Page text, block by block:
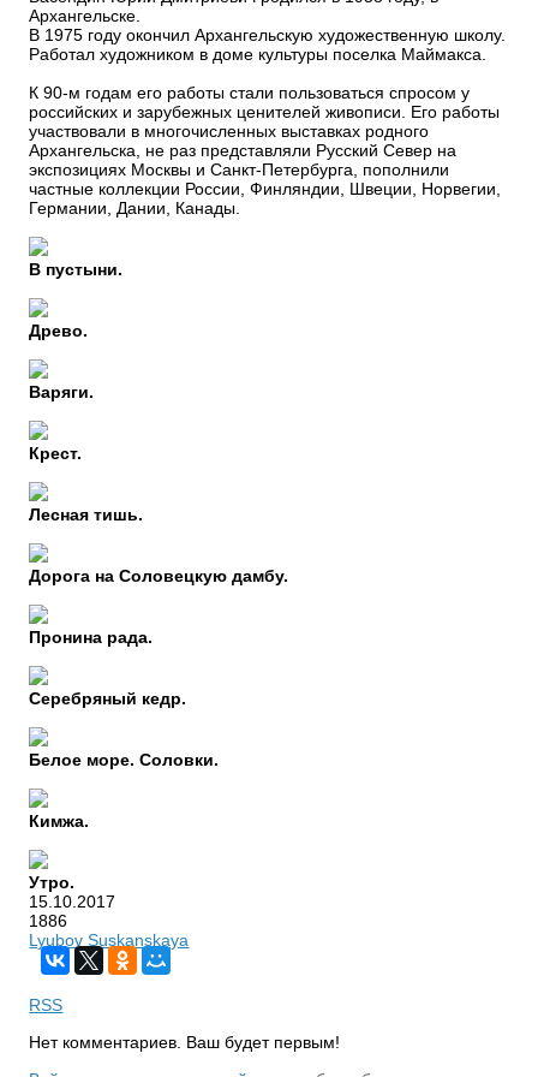
Архангельске.
В 1975 году окончил Архангельскую художественную школу.
Работал художником в доме культуры поселка Маймакса.
К 90-м годам его работы стали пользоваться спросом у
российских и зарубежных ценителей живописи. Его работы
участвовали в многочисленных выставках родного
Архангельска, не раз представляли Русский Север на
экспозициях Москвы и Санкт-Петербурга, пополнили
частные коллекции России, Финляндии, Швеции, Норвегии,
Германии, Дании, Канады.
В пустыни.
Древо.
Варяги.
Крест.
Лесная тишь.
Дорога на Соловецкую дамбу.
Пронина рада.
Серебряный кедр.
Белое море. Соловки.
Кимжа.
Утро.
15.10.2017
1886
Lyubov Suskanskaya
RSS
Нет комментариев. Ваш будет первым!